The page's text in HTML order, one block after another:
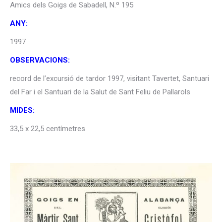
Amics dels Goigs de Sabadell, N.º 195
ANY:
1997
OBSERVACIONS:
record de l’excursió de tardor 1997, visitant Tavertet, Santuari
del Far i el Santuari de la Salut de Sant Feliu de Pallarols
MIDES:
33,5 x 22,5 centímetres